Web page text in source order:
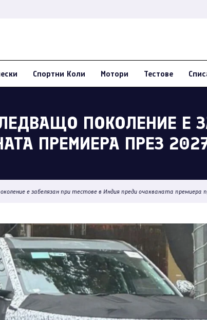
Спортни Коли Мотори Тестове
ПОКОЛЕНИЕ Е
ПРЕМИЕРА ПРЕЗ
е забелязан при тестове в Индия преди очакваната премиера